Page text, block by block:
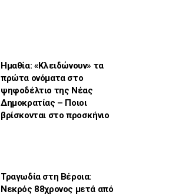
Ημαθία: «Κλειδώνουν» τα
πρώτα ονόματα στο
ψηφοδέλτιο της Νέας
Δημοκρατίας – Ποιοι
βρίσκονται στο προσκήνιο
Τραγωδία στη Βέροια:
Νεκρός 88χρονος μετά από